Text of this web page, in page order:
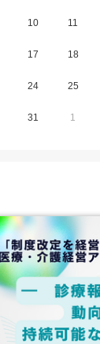
10 11
17 18
24 25
31 1